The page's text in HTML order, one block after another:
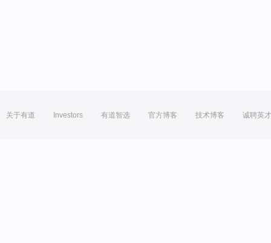
关于有道 Investors 有道智选 官方博客 技术博客 诚聘英才